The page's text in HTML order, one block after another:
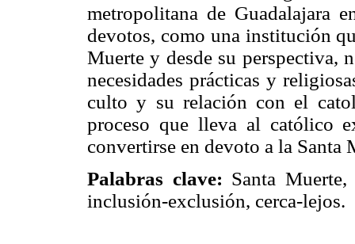
metropolitana de Guadalajara
devotos, como una institución
Muerte y desde su perspectiva,
necesidades prácticas y
culto y su relación con el
proceso que lleva al católico
convertirse en devoto a la Santa
Palabras clave: Santa
inclusión-exclusión, cerca-lejos.